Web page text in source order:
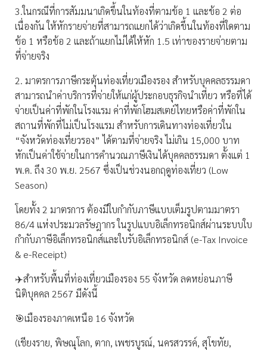
3.ในกรณีที่การสัมมนาเกิดขึ้นในท้องที่ตามข้อ 1 และข้อ 2 ต่อ
เนื่องกัน ให้หักรายจ่ายที่สามารถแยกได้ว่าเกิดขึ้นในท้องที่ใดตาม
ข้อ 1 หรือข้อ 2 และถ้าแยกไม่ได้ให้หัก 1.5 เท่าของรายจ่ายตาม
ที่จ่ายจริง
2. มาตรการภาษีกระตุ้นท่องเที่ยวเมืองรอง สำหรับบุคคลธรรมดา
สามารถนำค่าบริการที่จ่ายให้แก่ผู้ประกอบธุรกิจนำเที่ยว หรือที่ได้
จ่ายเป็นค่าที่พักในโรงแรม ค่าที่พักโฮมสเตย์ไทยหรือค่าที่พักใน
สถานที่พักที่ไม่เป็นโรงแรม สำหรับการเดินทางท่องเที่ยวใน
“จังหวัดท่องเที่ยวรอง” ได้ตามที่จ่ายจริง ไม่เกิน 15,000 บาท
หักเป็นค่าใช้จ่ายในการคำนวณภาษีเงินได้บุคคลธรรมดา ตั้งแต่ 1
พ.ค. ถึง 30 พ.ย. 2567 ซึ่งเป็นช่วงนอกฤดูท่องเที่ยว (Low
Season)
โดยทั้ง 2 มาตรการ ต้องมีใบกำกับภาษีแบบเต็มรูปตามมาตรา
86/4 แห่งประมวลรัษฎากร ในรูปแบบอิเล็กทรอนิกส์ผ่านระบบใบ
กำกับภาษีอิเล็กทรอนิกส์และใบรับอิเล็กทรอนิกส์ (e-Tax Invoice
& e-Receipt)
✈️สำหรับพื้นที่ท่องเที่ยวเมืองรอง 55 จังหวัด ลดหย่อนภาษี
นิติบุคคล 2567 มีดังนี้
🎯เมืองรองภาคเหนือ 16 จังหวัด
(เชียงราย, พิษณุโลก, ตาก, เพชรบูรณ์, นครสวรรค์, สุโขทัย,